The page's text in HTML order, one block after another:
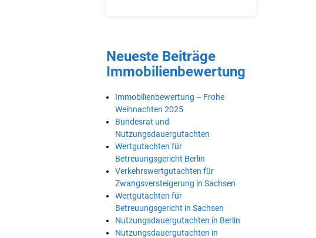
Neueste Beiträge
Immobilienbewertung
Immobilienbewertung – Frohe
Weihnachten 2025
Bundesrat und
Nutzungsdauergutachten
Wertgutachten für
Betreuungsgericht Berlin
Verkehrswertgutachten für
Zwangsversteigerung in Sachsen
Wertgutachten für
Betreuungsgericht in Sachsen
Nutzungsdauergutachten in Berlin
Nutzungsdauergutachten in